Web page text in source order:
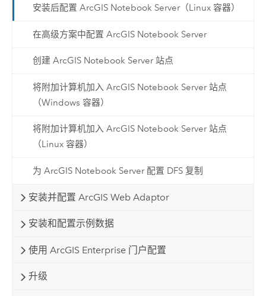
安装后配置 ArcGIS Notebook Server（Linux 容器）
在高级方案中配置 ArcGIS Notebook Server
创建 ArcGIS Notebook Server 站点
将附加计算机加入 ArcGIS Notebook Server 站点
（Windows 容器）
将附加计算机加入 ArcGIS Notebook Server 站点
（Linux 容器）
为 ArcGIS Notebook Server 配置 DFS 复制
安装并配置 ArcGIS Web Adaptor
安装和配置示例数据
使用 ArcGIS Enterprise 门户配置
升级